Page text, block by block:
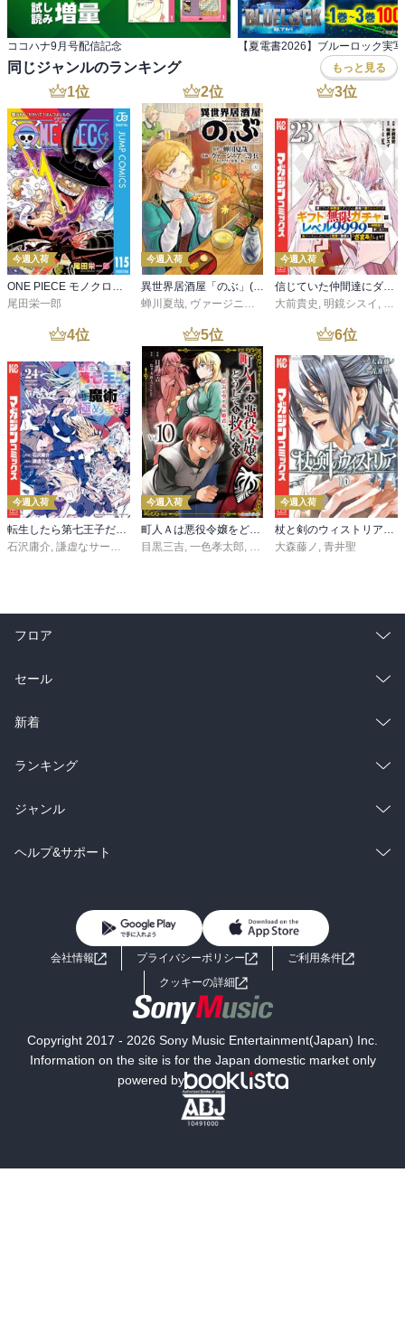
ココハナ9月号配信記念
同じジャンルのランキング もっと見る
1位
今週入荷
ONE PIECE モノクロ版 115
尾田栄一郎
2位
今週入荷
異世界居酒屋「のぶ」(22)
蝉川夏哉, ヴァージニア二等兵 ,転
3位
今週入荷
信じていた仲間達にダンジョン奥地で殺されかけたがギフト『無限ガチャ』でレベル９９９９の仲間達を手に入れて元パーティーメンバーと世界に復讐＆『ざまぁ！』します！（２３）
大前貴史 , 明鏡シスイ , ｔ
4位
今週入荷
転生したら第七王子だったので、気ままに魔術を極めます（２４）
石沢庸介, 謙虚なサークル メル。
5位
今週入荷
町人Ａは悪役令嬢をどうしても救いたい ～どぶと空と氷の姫君～１０【電子書店共通特典イラスト付】
目黒三吉, 一色孝太郎, Parum
6位
今週入荷
杖と剣のウィストリア（１６）
大森藤ノ , 青井聖
フロア
総合
ラノベ
雑誌・グラビア
BL・TL
セール
総合
ラノベ
雑誌・グラビア
BL・TL
新着
総合
ラノベ
雑誌・グラビア
ランキング
総合
ラノベ
ジャンル
コミック
ライトノベル 男子向けラノベ
小説
海外小説
ミステリー SF
文学
ヘルプ&サポート
よくあるご質問 お問い合わせ
会社情報 プライバシーポリシー
ご利用条件
クッキーの詳細
Copyright 2017 - 2026 Sony Music Entertainment(Japan) Inc.
Information on the site is for the Japan domestic market only
powered by